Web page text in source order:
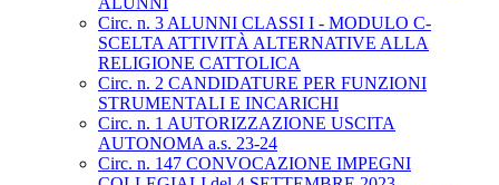
Circ. n. 3 ALUNNI CLASSI I - MODULO C-
SCELTA ATTIVITÀ ALTERNATIVE ALLA
RELIGIONE CATTOLICA
Circ. n. 2 CANDIDATURE PER FUNZIONI
STRUMENTALI E INCARICHI
Circ. n. 1 AUTORIZZAZIONE USCITA
AUTONOMA a.s. 23-24
Circ. n. 147 CONVOCAZIONE IMPEGNI